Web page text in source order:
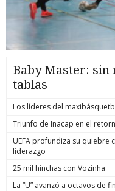
Baby Master: sin
tablas
Los líderes del
Triunfo de Inacap en el
UEFA profundiza su quiebre
liderazgo
25 mil hinchas con Vozinha
La “U” avanzó a octavos de